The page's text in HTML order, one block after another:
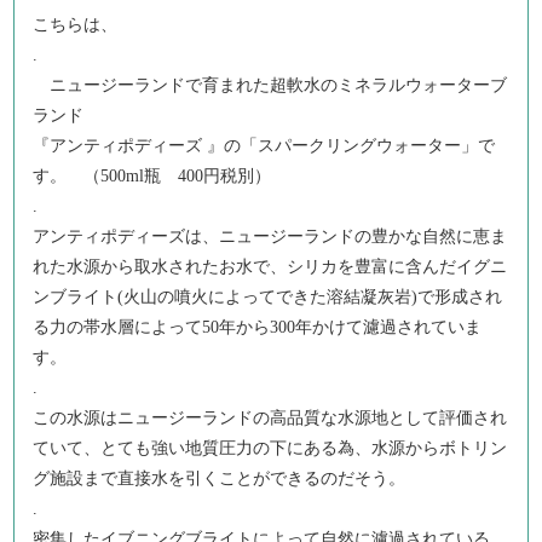
こちらは、
.
ニュージーランドで育まれた超軟水のミネラルウォーターブ
ランド
『アンティポディーズ 』の「スパークリングウォーター」で
す。 （500ml瓶 400円税別）
.
アンティポディーズは、ニュージーランドの豊かな自然に恵ま
れた水源から取水されたお水で、シリカを豊富に含んだイグニ
ンブライト(火山の噴火によってできた溶結凝灰岩)で形成され
る力の帯水層によって50年から300年かけて濾過されていま
す。
.
この水源はニュージーランドの高品質な水源地として評価され
ていて、とても強い地質圧力の下にある為、水源からボトリン
グ施設まで直接水を引くことができるのだそう。
.